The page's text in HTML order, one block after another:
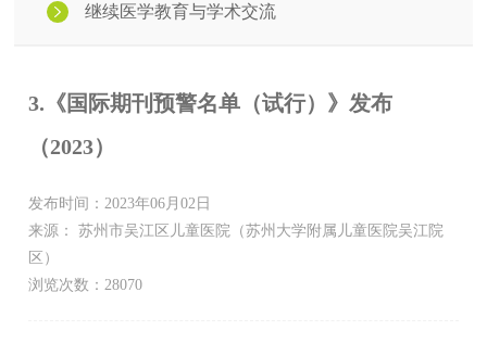
继续医学教育与学术交流
3.《国际期刊预警名单（试行）》发布
（2023）
发布时间：2023年06月02日
来源： 苏州市吴江区儿童医院（苏州大学附属儿童医院吴江院
区）
浏览次数：28070